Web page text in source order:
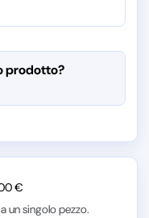
prodotto?
€
un singolo pezzo.